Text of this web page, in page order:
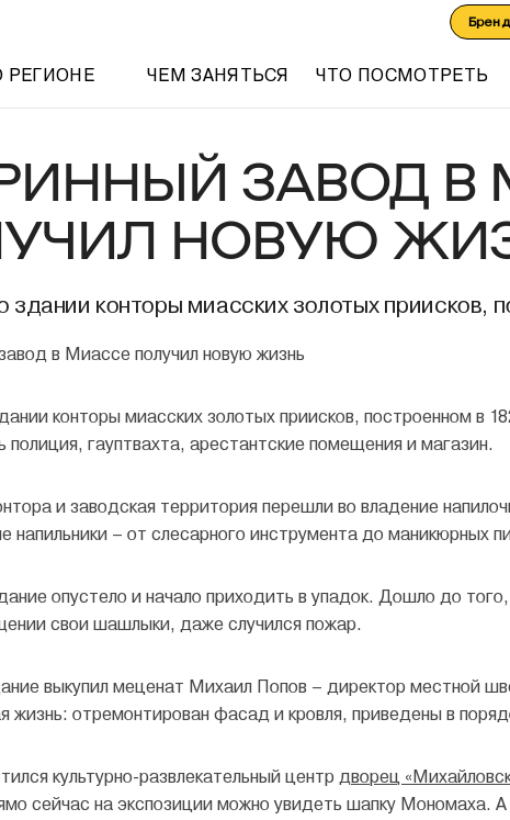
РЕГИОНЕ ЧЕМ ЗАНЯТЬСЯ ЧТО ПОСМОТРЕТЬ
ЗАВОД В
НОВУЮ
здании конторы миасских золотых приисков,
конторы миасских золотых приисков, построенном в
полиция, гауптвахта, арестантские помещения и магазин.
и заводская территория перешли во владение
напильники – от слесарного инструмента до маникюрных
опустело и начало приходить в упадок. Дошло до
свои шашлыки, даже случился пожар.
выкупил меценат Михаил Попов – директор местной
жизнь: отремонтирован фасад и кровля, приведены в
культурно-развлекательный центр дворец
сейчас на экспозиции можно увидеть шапку Мономаха.